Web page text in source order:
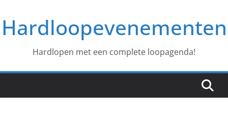
naar
deHardloopevenementen
Hardlopen met een complete loopagenda!